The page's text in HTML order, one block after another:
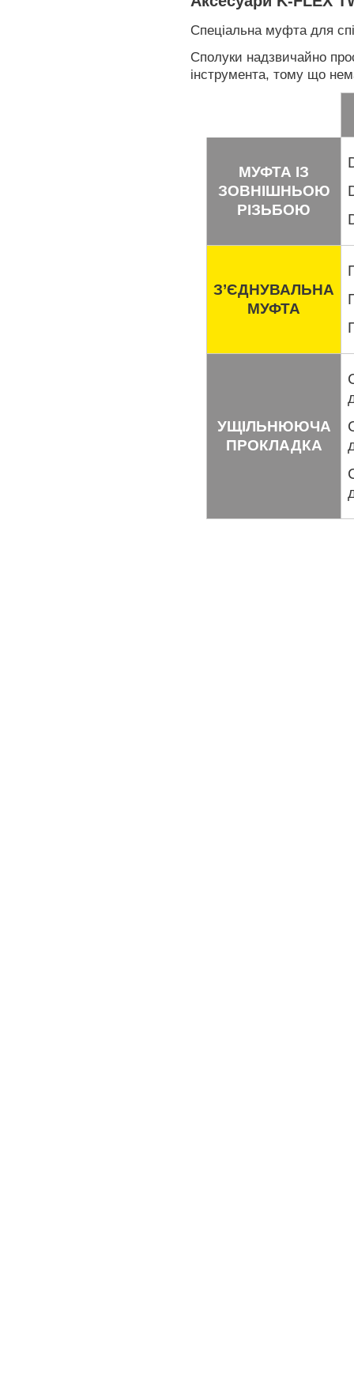
Спеціальна муфта для
Сполуки надзвичайно
інструмента, тому що
МУФТА ІЗ
ЗОВНІШНЬОЮ
РІЗЬБОЮ
З’ЄДНУВАЛЬНА
МУФТА
УЩІЛЬНЮЮЧА
ПРОКЛАДКА